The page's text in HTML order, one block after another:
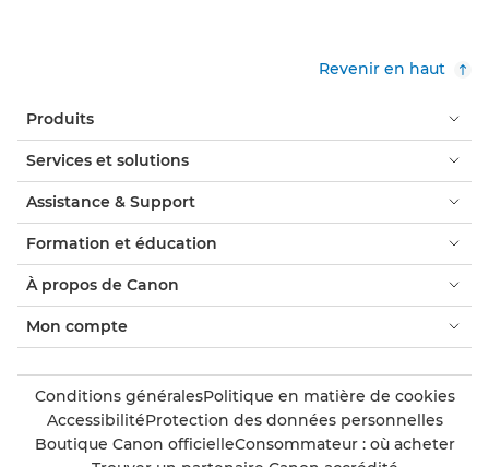
Revenir en haut
Produits
Services et solutions
Assistance & Support
Formation et éducation
À propos de Canon
Mon compte
Conditions généralesPolitique en matière de cookies
AccessibilitéProtection des données personnelles
Boutique Canon officielleConsommateur : où acheter